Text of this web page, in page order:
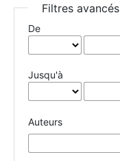
Filtres avancés
De
Jusqu'à
Auteurs